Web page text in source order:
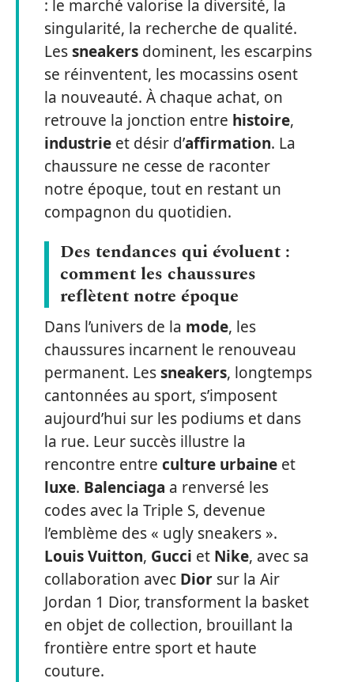
: le marché valorise la diversité, la
singularité, la recherche de qualité.
Lessneakers dominent, les escarpins
se réinventent, les mocassins osent
la nouveauté. À chaque achat, on
retrouve la jonction entre histoire,
industrie et désir d’affirmation. La
chaussure ne cesse de raconter
notre époque, tout en restant un
compagnon du quotidien.
Des tendances qui évoluent :
comment les chaussures
reflètent notre époque
Dans l’univers de la mode, les
chaussures incarnent le renouveau
permanent. Lessneakers, longtemps
cantonnées au sport, s’imposent
aujourd’hui sur les podiums et dans
la rue. Leur succès illustre la
rencontre entre culture urbaine et
luxe. Balenciaga a renversé les
codes avec la Triple S, devenue
l’emblème des « ugly sneakers ».
Louis Vuitton, Gucci et Nike, avec sa
collaboration avec Dior sur la Air
Jordan 1 Dior, transforment la basket
en objet de collection, brouillant la
frontière entre sport et haute
couture.